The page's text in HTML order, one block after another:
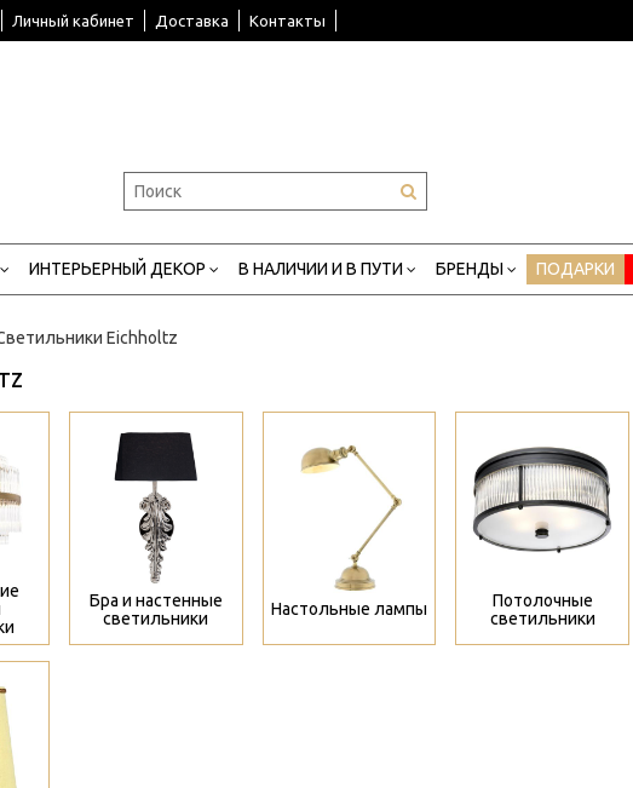
Личный кабинет Доставка Контакты
ИНТЕРЬЕРНЫЙ ДЕКОР В НАЛИЧИИ И В ПУТИ БРЕНДЫ ПОДАРКИ
Eichholtz
>
Бра и настенные
светильники
>
Настольные лампы
Потолочные
светильники